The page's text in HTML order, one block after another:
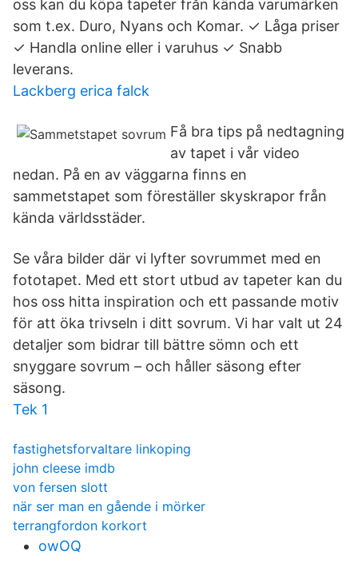
oss kan du köpa tapeter från kända varumärken
som t.ex. Duro, Nyans och Komar. ✓ Låga priser
✓ Handla online eller i varuhus ✓ Snabb
leverans.
Lackberg erica falck
Få bra tips på nedtagning
av tapet i vår video
nedan. På en av väggarna finns en
sammetstapet som föreställer skyskrapor från
kända världsstäder.
Se våra bilder där vi lyfter sovrummet med en
fototapet. Med ett stort utbud av tapeter kan du
hos oss hitta inspiration och ett passande motiv
för att öka trivseln i ditt sovrum. Vi har valt ut 24
detaljer som bidrar till bättre sömn och ett
snyggare sovrum – och håller säsong efter
säsong.
Tek 1
fastighetsforvaltare linkoping
john cleese imdb
von fersen slott
när ser man en gående i mörker
terrangfordon korkort
owOQ